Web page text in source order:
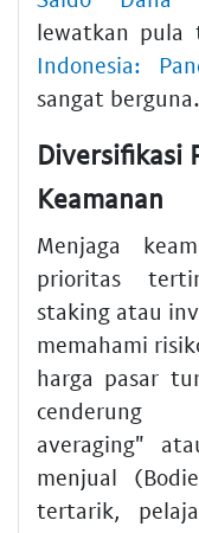
lewatkan pula
Indonesia:
sangat berguna.
Diversifikasi
Keamanan
Menjaga
prioritas
staking atau
memahami
harga pasar
cenderung
averaging"
menjual
tertarik,